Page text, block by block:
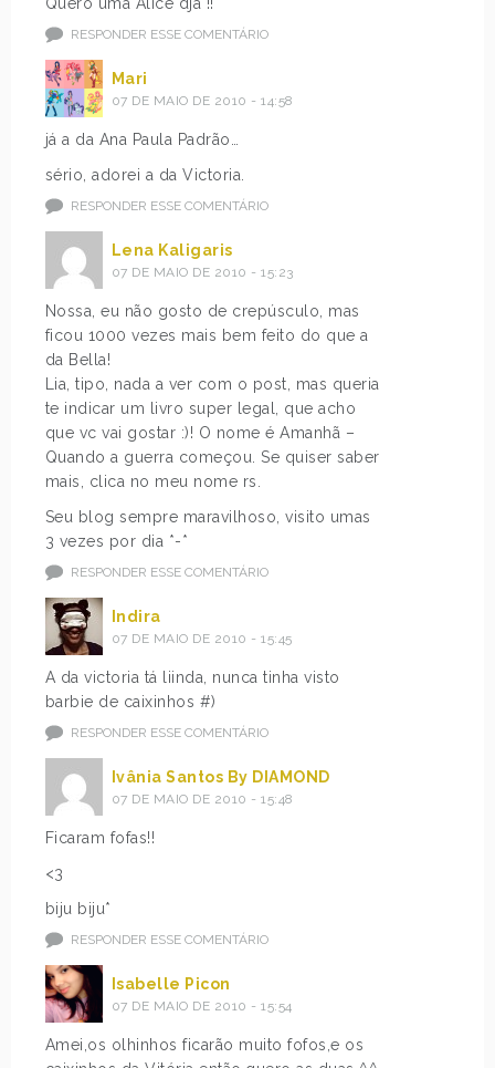
RESPONDER ESSE COMENTÁRIO
Mari
07 DE MAIO DE 2010 - 14:58
já a da Ana Paula Padrão…
sério, adorei a da Victoria.
RESPONDER ESSE COMENTÁRIO
Lena Kaligaris
07 DE MAIO DE 2010 - 15:23
Nossa, eu não gosto de crepúsculo, mas
ficou 1000 vezes mais bem feito do que a
da Bella!
Lia, tipo, nada a ver com o post, mas queria
te indicar um livro super legal, que acho
que vc vai gostar :)! O nome é Amanhã –
Quando a guerra começou. Se quiser saber
mais, clica no meu nome rs.
Seu blog sempre maravilhoso, visito umas
3 vezes por dia *-*
RESPONDER ESSE COMENTÁRIO
Indira
07 DE MAIO DE 2010 - 15:45
A da victoria tá liinda, nunca tinha visto
barbie de caixinhos #)
RESPONDER ESSE COMENTÁRIO
Ivânia Santos By DIAMOND
07 DE MAIO DE 2010 - 15:48
Ficaram fofas!!
<3
biju biju*
RESPONDER ESSE COMENTÁRIO
Isabelle Picon
07 DE MAIO DE 2010 - 15:54
Amei,os olhinhos ficarão muito fofos,e os